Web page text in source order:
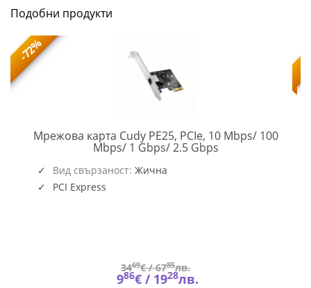
Подобни продукти
-72%
Мрежова карта Cudy PE25, PCIe, 10 Mbps/ 100
Mbps/ 1 Gbps/ 2.5 GbpsCUDY-
Вид свързаност: Жична
PCI Express
3469€ /6785лв.
986€ / 1928лв.